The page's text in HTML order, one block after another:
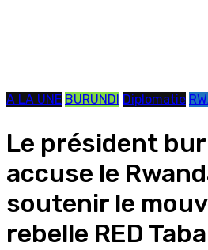
A LA UNE BURUNDI Diplomatie
Le président
accuse le
soutenir le
rebelle RED